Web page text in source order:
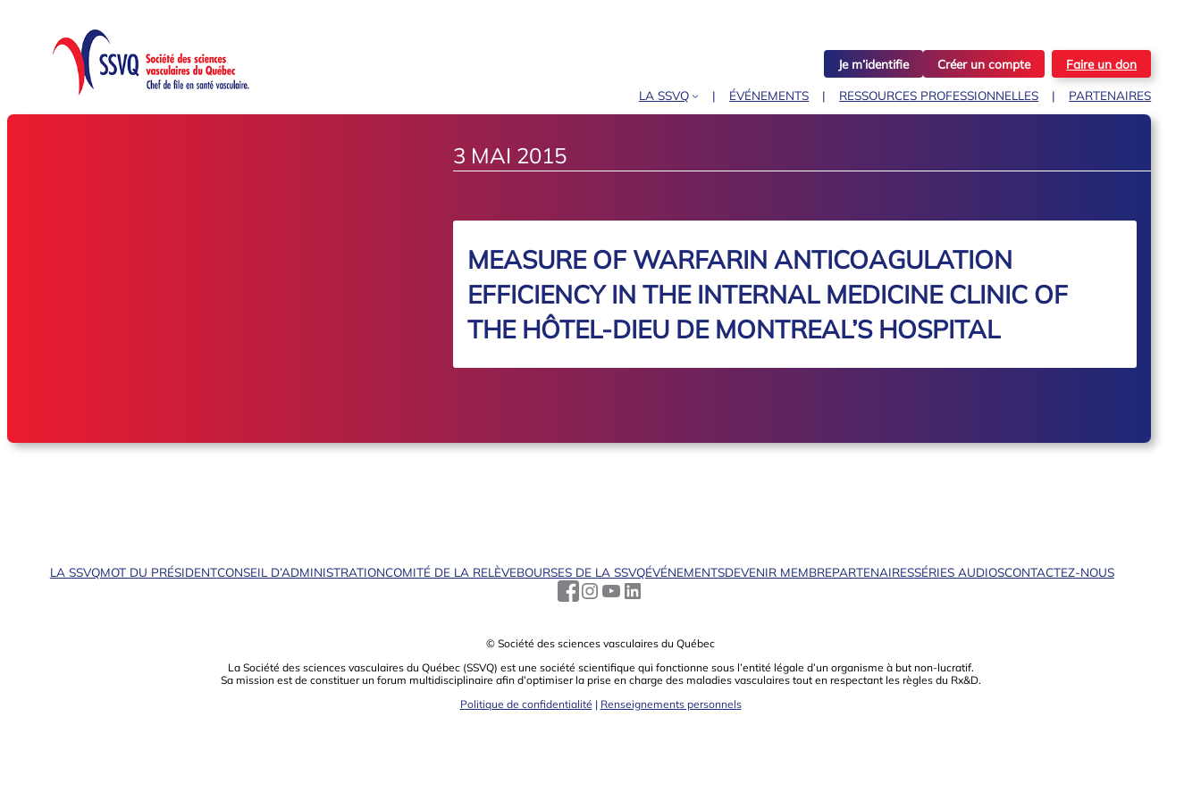
Je m’identifie Créer un compte Faire un don
LA SSVQ ÉVÉNEMENTS RESSOURCES PROFESSIONNELLES PARTENAIRES
3 MAI 2015
MEASURE OF WARFARIN ANTICOAGULATION
EFFICIENCY IN THE INTERNAL MEDICINE CLINIC OF
THE HÔTEL-DIEU DE MONTREAL’S HOSPITAL
LA SSVQMOT DU PRÉSIDENTCONSEIL D’ADMINISTRATIONCOMITÉ DE LA RELÈVEBOURSES DE LA SSVQÉVÉNEMENTSDEVENIR MEMBREPARTENAIRESSÉRIES AUDIOSCONTACTEZ-NOUS
© Société des sciences vasculaires du Québec
La Société des sciences vasculaires du Québec (SSVQ) est une société scientiﬁque qui fonctionne sous l’entité légale d’un organisme à but non-lucratif.
Sa mission est de constituer un forum multidisciplinaire aﬁn d’optimiser la prise en charge des maladies vasculaires tout en respectant les règles du Rx&D.
Politique de confidentialité | Renseignements personnels